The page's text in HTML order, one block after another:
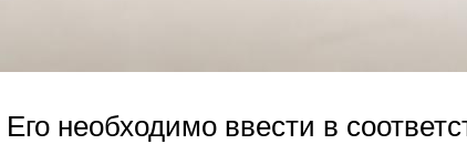
необходимо ввести в